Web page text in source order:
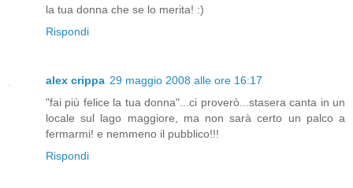
la tua donna che se lo merita! :)
Rispondi
alex crippa 29 maggio 2008 alle ore 16:17
"fai più felice la tua donna"...ci proverò...stasera canta in un
locale sul lago maggiore, ma non sarà certo un palco a
fermarmi! e nemmeno il pubblico!!!
Rispondi